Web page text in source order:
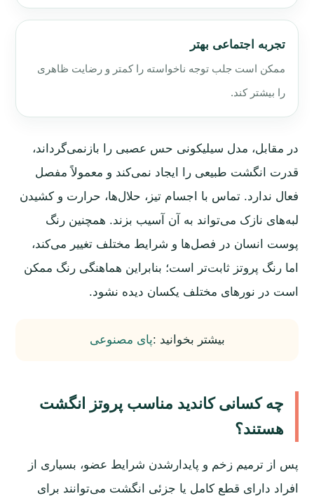
تجربه اجتماعی بهتر
ممکن است جلب توجه ناخواسته را کمتر و رضایت ظاهری
را بیشتر کند.
در مقابل، مدل سیلیکونی حس عصبی را بازنمی‌گرداند،
قدرت انگشت طبیعی را ایجاد نمی‌کند و معمولاً مفصل
فعال ندارد. تماس با اجسام تیز، حلال‌ها، حرارت و کشیدن
لبه‌های نازک می‌تواند به آن آسیب بزند. همچنین رنگ
پوست انسان در فصل‌ها و شرایط مختلف تغییر می‌کند،
اما رنگ پروتز ثابت‌تر است؛ بنابراین هماهنگی رنگ ممکن
است در نورهای مختلف یکسان دیده نشود.
بیشتر بخوانید :پای مصنوعی
چه کسانی کاندید مناسب پروتز انگشت
هستند؟
پس از ترمیم زخم و پایدارشدن شرایط عضو، بسیاری از
افراد دارای قطع کامل یا جزئی انگشت می‌توانند برای